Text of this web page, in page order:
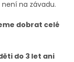
na závadu.
dobrat celé
do 3 let ani